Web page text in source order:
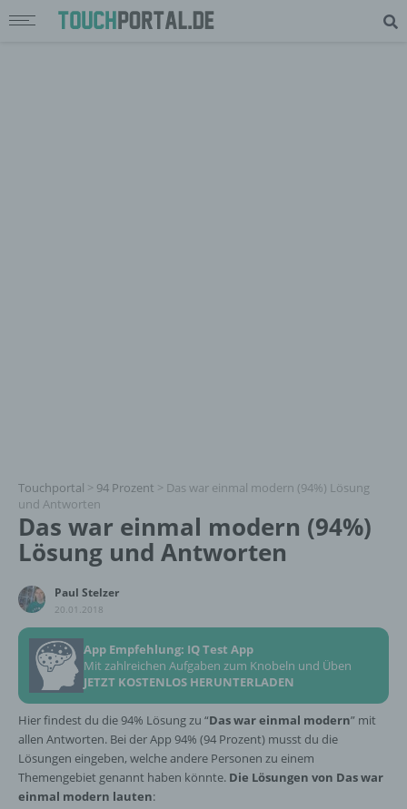
Touchportal > 94 Prozent > Das war einmal modern (94%) Lösung
und Antworten
Das war einmal modern (94%)
Lösung und Antworten
Paul Stelzer
20.01.2018
App Empfehlung: IQ Test App
Mit zahlreichen Aufgaben zum Knobeln und Üben
JETZT KOSTENLOS HERUNTERLADEN
Hier findest du die 94% Lösung zu “Das war einmal modern” mit
allen Antworten. Bei der App 94% (94 Prozent) musst du die
Lösungen eingeben, welche andere Personen zu einem
Themengebiet genannt haben könnte. Die Lösungen von Das war
einmal modern lauten: